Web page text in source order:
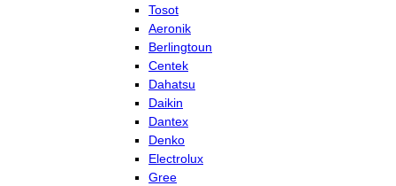
Tosot
Aeronik
Berlingtoun
Centek
Dahatsu
Daikin
Dantex
Denko
Electrolux
Gree